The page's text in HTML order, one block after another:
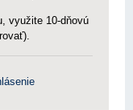
využite 10-dňovú